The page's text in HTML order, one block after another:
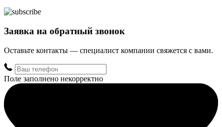
Заявка на обратный звонок
Оставьте контакты — специалист компании свяжется с вами.
Поле заполнено некорректно